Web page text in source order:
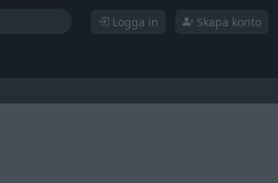
Logga in Skapa konto